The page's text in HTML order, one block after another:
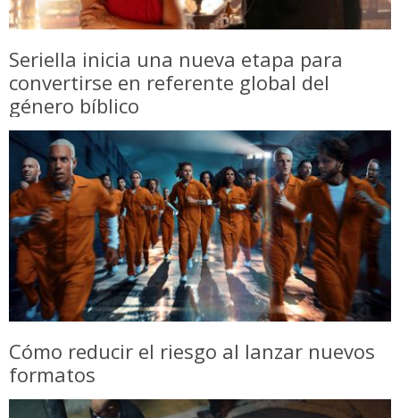
Seriella inicia una nueva etapa para
convertirse en referente global del
género bíblico
Cómo reducir el riesgo al lanzar nuevos
formatos